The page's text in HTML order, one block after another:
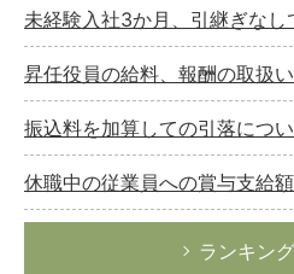
未経験入社3か月、引継ぎな
昇任役員の給料、報酬の取扱
振込料を加算しての引落につ
休職中の従業員への賞与支給
ランキン